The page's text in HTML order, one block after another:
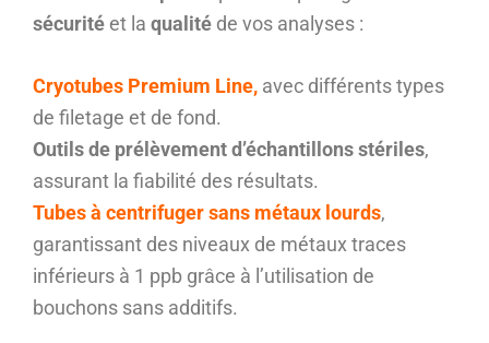
sécurité et la qualité de vos analyses :
Cryotubes Premium Line, avec différents types
de filetage et de fond.
Outils de prélèvement d’échantillons stériles,
assurant la fiabilité des résultats.
Tubes à centrifuger sans métaux lourds,
garantissant des niveaux de métaux traces
inférieurs à 1 ppb grâce à l’utilisation de
bouchons sans additifs.